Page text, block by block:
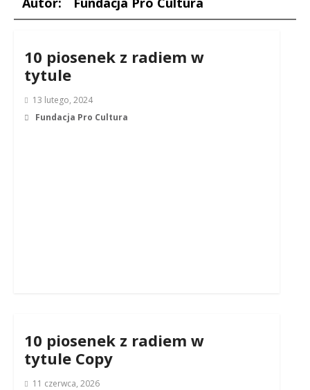
10 piosenek z radiem w
tytule
13 lutego, 2024
Fundacja Pro Cultura
10 piosenek z radiem w
tytule Copy
11 czerwca, 2026